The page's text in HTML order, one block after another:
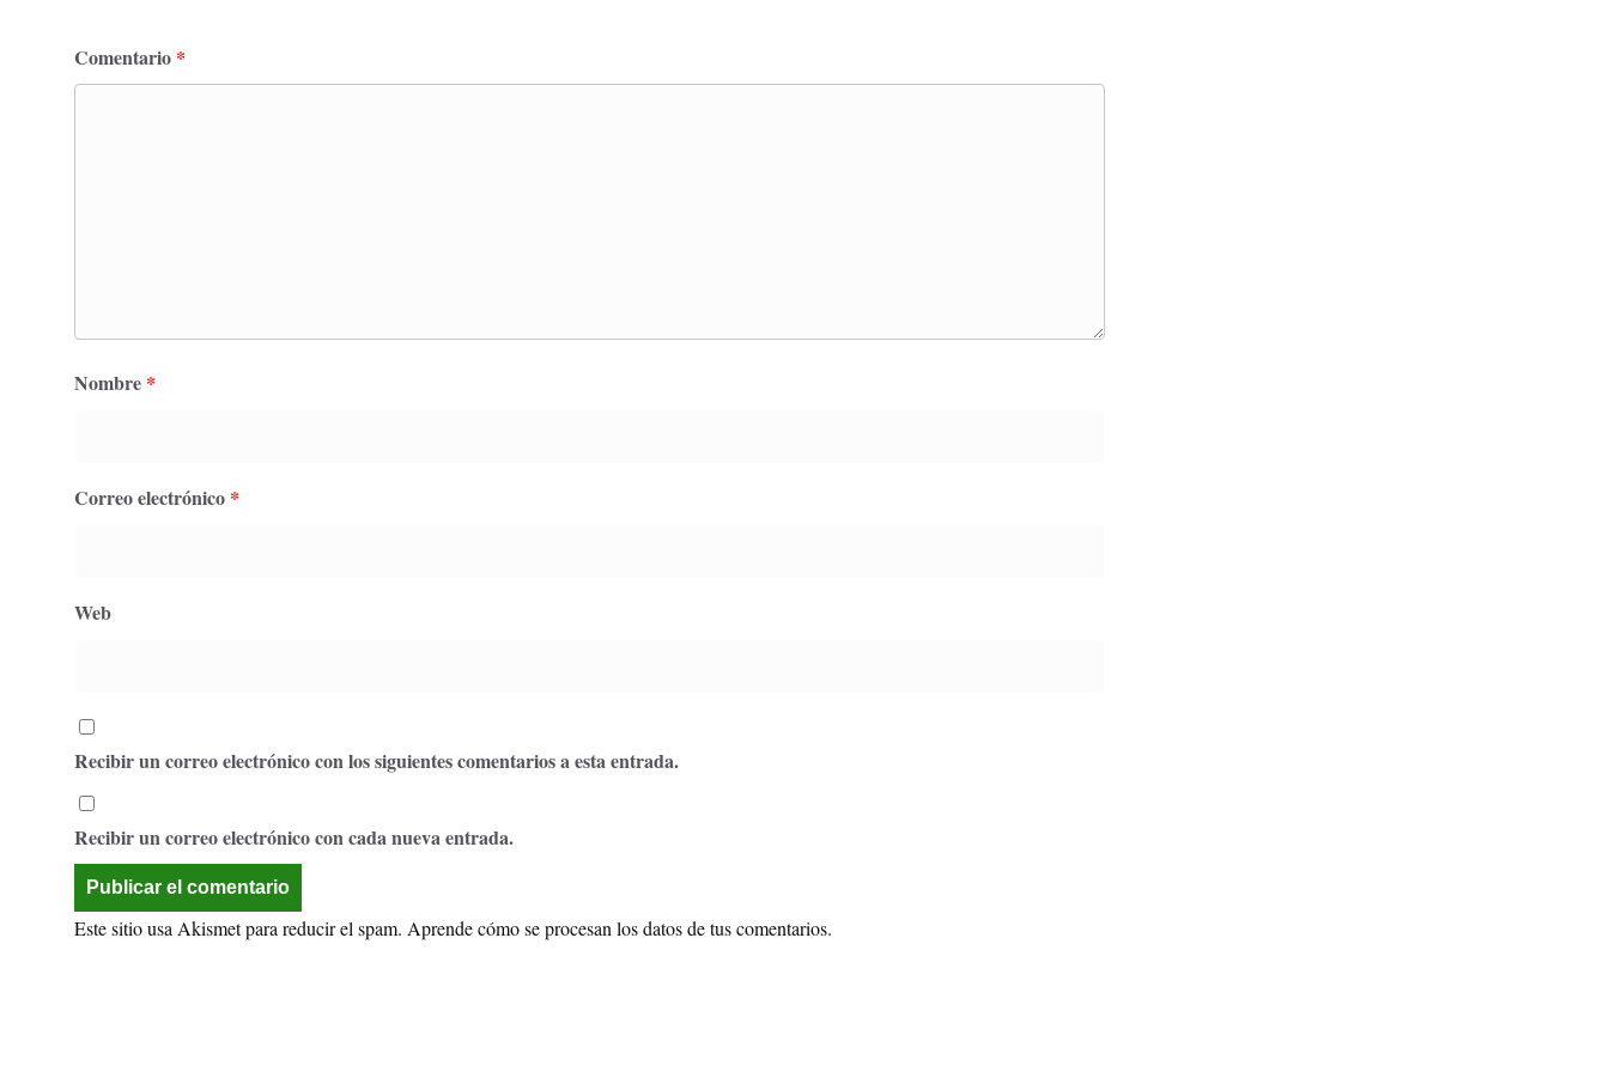
Comentario *
Nombre *
Correo electrónico *
Web
Recibir un correo electrónico con los siguientes comentarios a esta entrada.
Recibir un correo electrónico con cada nueva entrada.
Este sitio usa Akismet para reducir el spam. Aprende cómo se procesan los datos de tus comentarios.